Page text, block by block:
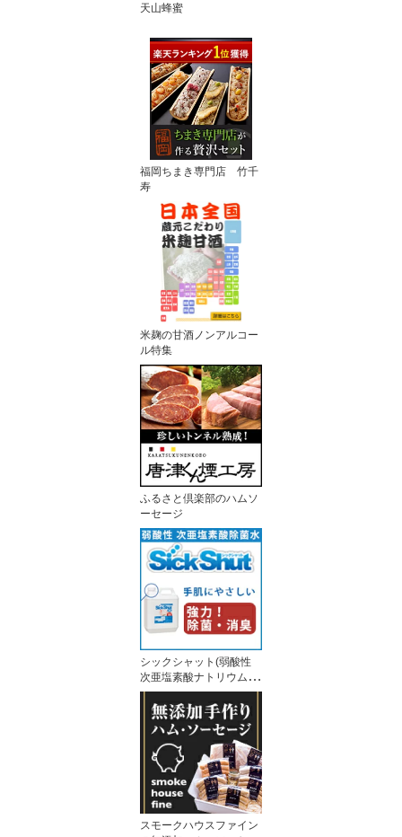
天山蜂蜜
福岡ちまき専門店 竹千
寿
米麹の甘酒ノンアルコー
ル特集
ふるさと倶楽部のハムソ
ーセージ
シックシャット(弱酸性
次亜塩素酸ナトリウム除
菌水)
スモークハウスファイン